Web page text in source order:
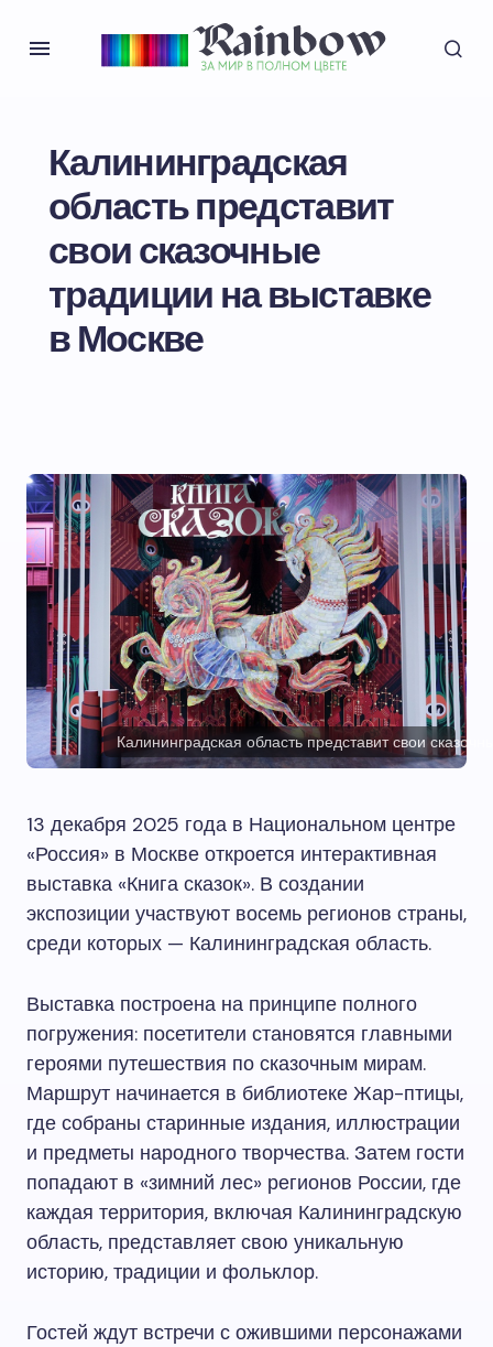
Калининградская
область представит
свои сказочные
традиции на выставке
в Москве
Калининградская область представит свои
13 декабря 2025 года в Национальном центре
«Россия» в Москве откроется интерактивная
выставка «Книга сказок». В создании
экспозиции участвуют восемь регионов страны,
среди которых — Калининградская область.
Выставка построена на принципе полного
погружения: посетители становятся главными
героями путешествия по сказочным мирам.
Маршрут начинается в библиотеке Жар-птицы,
где собраны старинные издания, иллюстрации
и предметы народного творчества. Затем гости
попадают в «зимний лес» регионов России, где
каждая территория, включая Калининградскую
область, представляет свою уникальную
историю, традиции и фольклор.
Гостей ждут встречи с ожившими персонажами